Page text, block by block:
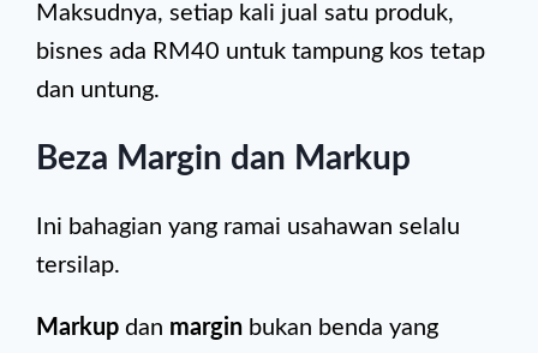
Maksudnya, setiap kali jual satu produk,
bisnes ada RM40 untuk tampung kos tetap
dan untung.
Beza Margin dan Markup
Ini bahagian yang ramai usahawan selalu
tersilap.
Markup dan margin bukan benda yang